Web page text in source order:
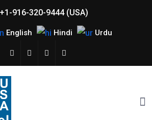
+1-916-320-9444 (USA)
English Hindi Urdu